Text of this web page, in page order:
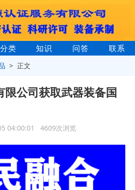
分类 知识 问答 联系
> 正文
限公司获取武器装备国
04:00:01 4609次浏览